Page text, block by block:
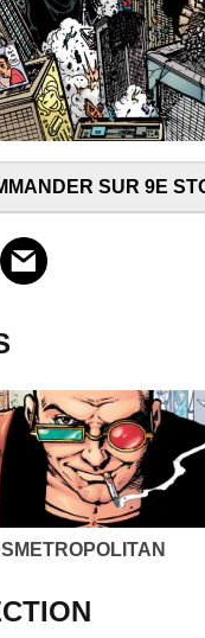
SUR 9E